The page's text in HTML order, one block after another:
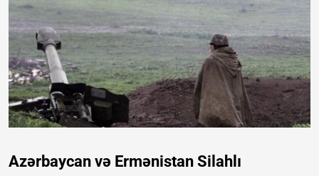
Azərbaycan və Ermənistan Silahlı